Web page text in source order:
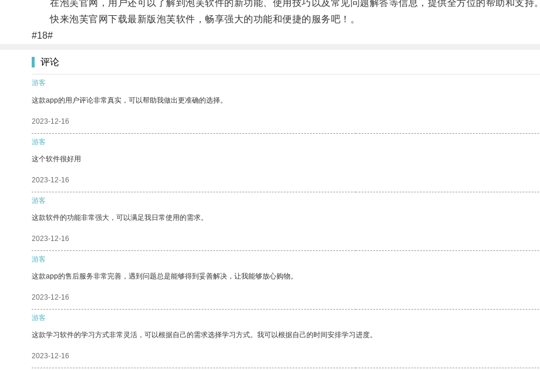
在泡芙官网，用户还可以了解到泡芙软件的新功能、使用技巧以及常见问题解答等信息，提供全方位的帮助和支持。
快来泡芙官网下载最新版泡芙软件，畅享强大的功能和便捷的服务吧！。
#18#
评论
游客
这款app的用户评论非常真实，可以帮助我做出更准确的选择。
2023-12-16
游客
这个软件很好用
2023-12-16
游客
这款软件的功能非常强大，可以满足我日常使用的需求。
2023-12-16
游客
这款app的售后服务非常完善，遇到问题总是能够得到妥善解决，让我能够放心购物。
2023-12-16
游客
这款学习软件的学习方式非常灵活，可以根据自己的需求选择学习方式。我可以根据自己的时间安排学习进度。
2023-12-16